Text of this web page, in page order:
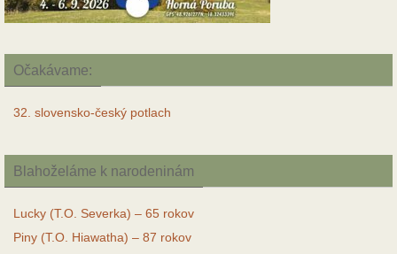
Očakávame:
32. slovensko-český potlach
Blahoželáme k narodeninám
Lucky (T.O. Severka) – 65 rokov
Piny (T.O. Hiawatha) – 87 rokov